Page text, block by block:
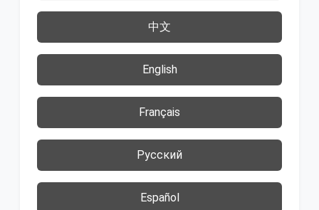
中文
English
Français
Русский
Español